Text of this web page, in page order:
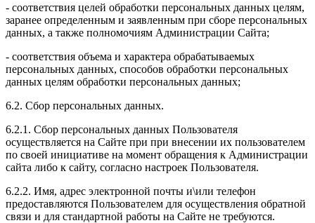
- соответствия целей обработки персональных данных целям,
заранее определенным и заявленным при сборе персональных
данных, а также полномочиям Администрации Сайта;
- соответствия объема и характера обрабатываемых
персональных данных, способов обработки персональных
данных целям обработки персональных данных;
6.2. Сбор персональных данных.
6.2.1. Сбор персональных данных Пользователя
осуществляется на Сайте при при внесении их пользователем
по своей инициативе на момент обращения к Администрации
сайта либо к сайту, согласно настроек Пользователя.
6.2.2. Имя, адрес электронной почты и\или телефон
предоставляются Пользователем для осуществления обратной
связи и для стандартной работы на Сайте не требуются.